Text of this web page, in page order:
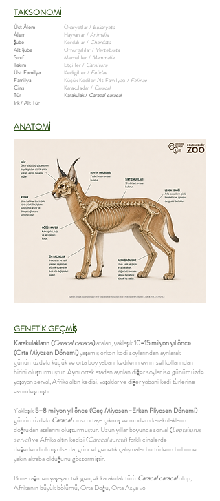
TAKSONOMİ
Üst Âlem
Âlem
Şube
Alt Şube
Sınıf
Takım
Üst Familya
Familya
Cins
Tür
Irk / Alt Tür
Ökaryotlar / Eukaryota
Hayvanlar /Animalia
Kordalılar / Chordata
Omurgalılar / Vertebrata
Memeliler /Mammalia
Etçiller / Carnivora
Kedigiller / Felidae
Küçük Kediler Alt Familyası / Felinae
Karakulaklar / Caracal
Karakulak / Caracal caracal
ANATOMİ
GENETİK GEÇMİŞ
Karakulakların (Caracal caracal)ataları, yaklaşık10–15 milyon yıl önce
(Orta Miyosen Dönemi)yaşamış erken kedi soylarından ayrılarak
günümüzdeki küçük ve orta boy yabani kedilerin evrimsel kollarından
birini oluşturmuştur. Aynı ortak atadan ayrılan diğer soylar ise günümüzde
yaşayan serval, Afrika altın kedisi, vaşaklar ve diğer yabani kedi türlerine
evrimleşmiştir.
Yaklaşık5–8 milyon yıl önce (Geç Miyosen–Erken Pliyosen Dönemi)
günümüzdeki Caracalcinsi ortaya çıkmış ve modern karakulakların
doğrudan atalarını oluşturmuştur. Uzun yıllar boyunca serval (Leptailurus
serval) ve Afrika altın kedisi (Caracal aurata) farklı cinslerde
değerlendirilmiş olsa da, güncel genetik çalışmalar bu türlerin birbirine
yakın akraba olduğunu göstermiştir.
Buna rağmen yaşayan tek gerçek karakulak türü Caracal caracalolup,
Afrika'nın büyük bölümü, Orta Doğu, Orta Asya ve